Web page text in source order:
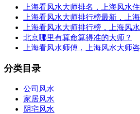
上海看风水大师排名，上海风水
上海看风水大师排行榜最新，上
上海看风水大师排行榜，上海风
北京哪里有算命算得准的大师？
上海看风水师傅，上海风水大师
分类目录
公司风水
家居风水
阴宅风水